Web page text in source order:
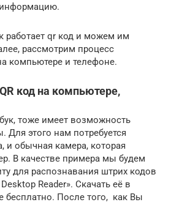
работает qr код и можем им
рассмотрим процесс
компьютере и телефоне.
код на компьютере,
тоже имеет возможность
Для этого нам потребуется
и обычная камера, которая
В качестве примера мы будем
для распознавания штрих кодов
Reader». Скачать её в
бесплатно. После того, как Вы